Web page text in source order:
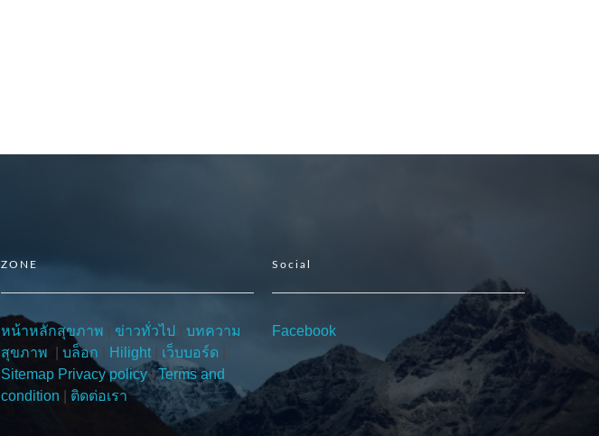
ZONE
หน้าหลักสุขภาพ ข่าวทั่วไป
บทความ
สุขภาพ
บล็อก Hilight เว็บบอร์ด
Sitemap Privacy policy|Terms and
condition
ติดต่อเรา
Social
Facebook